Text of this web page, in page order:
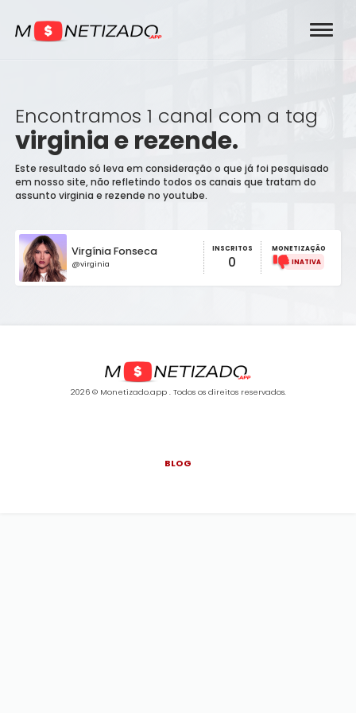
Encontramos 1 canal com a tag
virginia e rezende.
Este resultado só leva em consideração o que já foi pesquisado
em nosso site, não refletindo todos os canais que tratam do
assunto virginia e rezende no youtube.
Virgínia Fonseca
@virginia
INSCRITOS
0
MONETIZAÇÃO
2026 © Monetizado.app . Todos os direitos reservados.
BLOG